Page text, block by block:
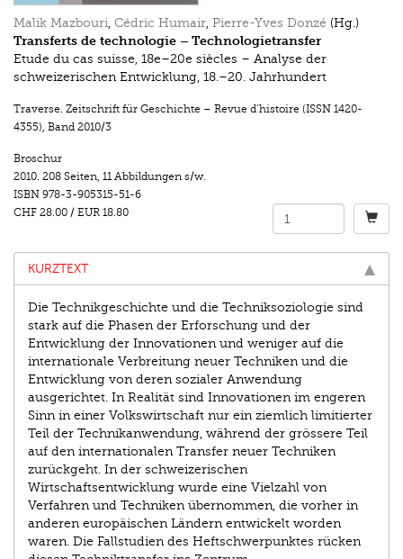
Malik Mazbouri, Cédric Humair, Pierre-Yves Donzé (Hg.)
Transferts de technologie – Technologietransfer
Etude du cas suisse, 18e–20e siècles – Analyse der
schweizerischen Entwicklung, 18.–20. Jahrhundert
Traverse. Zeitschrift für Geschichte – Revue d’histoire (ISSN 1420-
4355), Band 2010/3
Broschur
2010. 208 Seiten, 11 Abbildungen s/w.
ISBN 978-3-905315-51-6
CHF 28.00 / EUR 18.80
KURZTEXT
Die Technikgeschichte und die Techniksoziologie sind
stark auf die Phasen der Erforschung und der
Entwicklung der Innovationen und weniger auf die
internationale Verbreitung neuer Techniken und die
Entwicklung von deren sozialer Anwendung
ausgerichtet. In Realität sind Innovationen im engeren
Sinn in einer Volkswirtschaft nur ein ziemlich limitierter
Teil der Technikanwendung, während der grössere Teil
auf den internationalen Transfer neuer Techniken
zurückgeht. In der schweizerischen
Wirtschaftsentwicklung wurde eine Vielzahl von
Verfahren und Techniken übernommen, die vorher in
anderen europäischen Ländern entwickelt worden
waren. Die Fallstudien des Heftschwerpunktes rücken